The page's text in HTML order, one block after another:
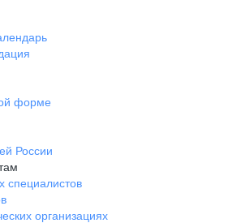
форме
России
специалистов
организациях